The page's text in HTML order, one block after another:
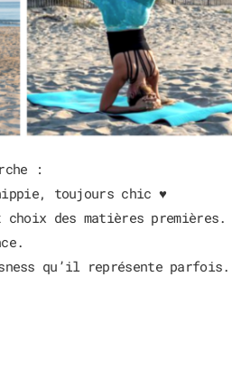
:
toujours chic ♥︎
des matières premières.
qu’il représente parfois.